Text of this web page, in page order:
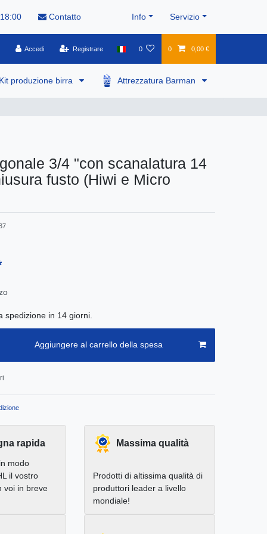
Contatto Info Servizio
Accedi Registrare 0 0 0,00 €
produzione birra Attrezzatura Barman
3/4 "con scanalatura 14
fusto (Hiwi e Micro
spedizione in 14 giorni.
Aggiungere al carrello della spesa
rapida
modo
il vostro
voi in breve
Massima qualità
Prodotti di altissima qualità di
produttori leader a livello
mondiale!